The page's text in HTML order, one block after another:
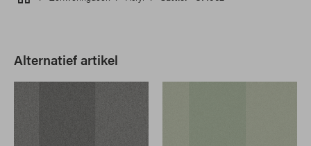
Alternatief artikel